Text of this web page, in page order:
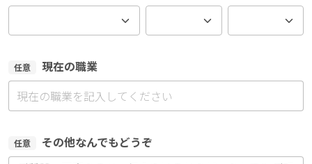
任意 現在の職業
任意 その他なんでもどうぞ